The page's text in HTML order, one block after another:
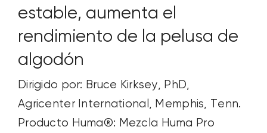
estable, aumenta el
rendimiento de la pelusa de
algodón
Dirigido por: Bruce Kirksey, PhD,
Agricenter International, Memphis, Tenn.
Producto Huma®: Mezcla Huma Pro